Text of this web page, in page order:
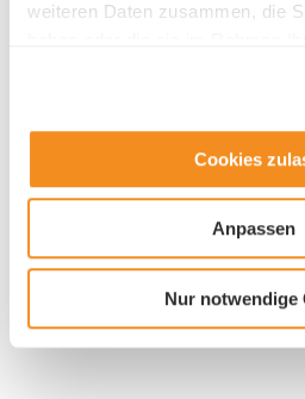
weiteren Daten zusammen, die
Cookies
Anpassen
Nur notwendige
Industry
Architectural / Engineering